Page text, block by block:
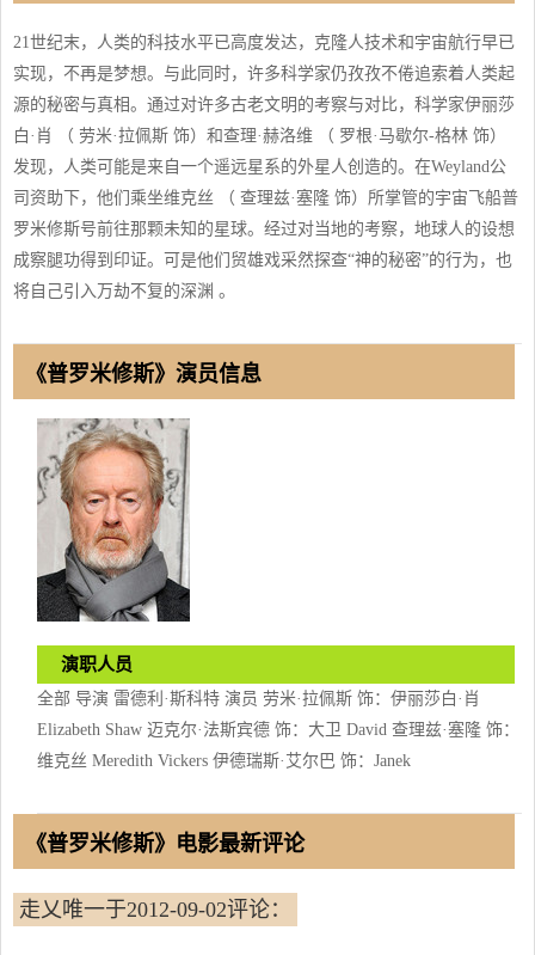
21世纪末，人类的科技水平已高度发达，克隆人技术和宇宙航行早已
实现，不再是梦想。与此同时，许多科学家仍孜孜不倦追索着人类起
源的秘密与真相。通过对许多古老文明的考察与对比，科学家伊丽莎
白·肖 （ 劳米·拉佩斯 饰）和查理·赫洛维 （ 罗根·马歇尔-格林 饰）
发现，人类可能是来自一个遥远星系的外星人创造的。在Weyland公
司资助下，他们乘坐维克丝 （ 查理兹·塞隆 饰）所掌管的宇宙飞船普
罗米修斯号前往那颗未知的星球。经过对当地的考察，地球人的设想
成察腿功得到印证。可是他们贸雄戏采然探查“神的秘密”的行为，也
将自己引入万劫不复的深渊 。
《普罗米修斯》演员信息
演职人员
全部 导演 雷德利·斯科特 演员 劳米·拉佩斯 饰：伊丽莎白·肖
Elizabeth Shaw 迈克尔·法斯宾德 饰：大卫 David 查理兹·塞隆 饰：
维克丝 Meredith Vickers 伊德瑞斯·艾尔巴 饰：Janek
《普罗米修斯》电影最新评论
走乂唯一于2012-09-02评论：